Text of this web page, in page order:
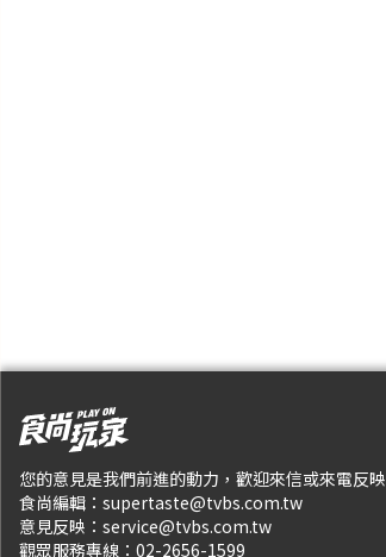
您的意見是我們前進的動力，歡迎來信或來電反映
食尚編輯： supertaste@tvbs.com.tw
意見反映： service@tvbs.com.tw
觀眾服務專線： 02-2656-1599